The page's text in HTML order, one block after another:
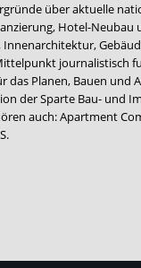
über aktuelle
Hotel-Neubau
journalistisch
das Planen, Bauen und
der Sparte Bau- und
auch:Apartment
.